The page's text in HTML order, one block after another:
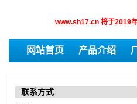
www.sh17.cn 将于2019
网站首页 产品介绍
联系方式